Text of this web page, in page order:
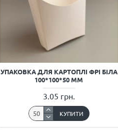
УПАКОВКА ДЛЯ КАРТОПЛІ ФРІ БІЛА
100*100*50 ММ
3.05 грн.
КУПИТИ